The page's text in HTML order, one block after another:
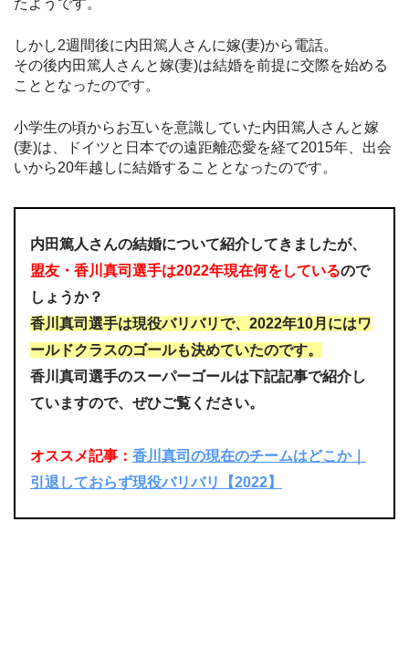
しかし2週間後に内田篤人さんに嫁(妻)から電話。
その後内田篤人さんと嫁(妻)は結婚を前提に交際を始める
こととなったのです。
小学生の頃からお互いを意識していた内田篤人さんと嫁
(妻)は、ドイツと日本での遠距離恋愛を経て2015年、出会
いから20年越しに結婚することとなったのです。
内田篤人さんの結婚について紹介してきましたが、
盟友・香川真司選手は2022年現在何をしているので
しょうか？
香川真司選手は現役バリバリで、2022年10月にはワ
ールドクラスのゴールも決めていたのです。
香川真司選手のスーパーゴールは下記記事で紹介し
ていますので、ぜひご覧ください。
オススメ記事： 香川真司の現在のチームはどこか｜
引退しておらず現役バリバリ【2022】